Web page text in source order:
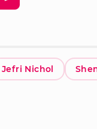
Jefri Nichol